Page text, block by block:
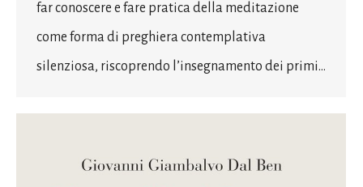
far conoscere e fare pratica della meditazione
come forma di preghiera contemplativa
silenziosa, riscoprendo l’insegnamento dei primi…